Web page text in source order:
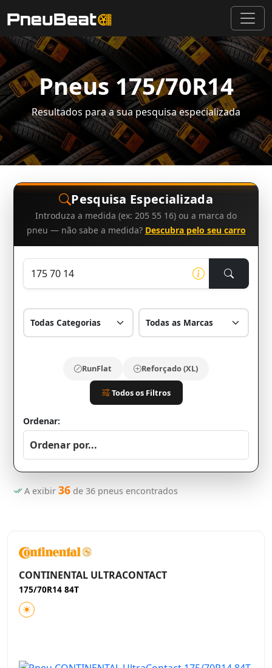
Pneus 175/70R14
Resultados para a sua pesquisa especializada
Pesquisa Especializada
Introduza a medida (ex: 205 55 16) ou a marca do
pneu — não sabe a medida? Descubra pelo seu carro
RunFlat Reforçado (XL)
Todos os Filtros
Ordenar:
A exibir 36 de 36 pneus encontrados
CONTINENTAL ULTRACONTACT
175/70R14 84T